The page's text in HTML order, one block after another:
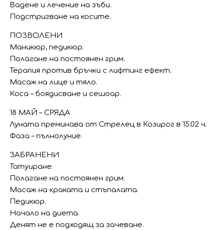
Вадене и лечение на зъби.
Подстригване на косите.
ПОЗВОЛЕНИ
Маникюр, педикюр.
Полагане на постоянен грим.
Терапия против бръчки с лифтинг ефект.
Масаж на лице и тяло.
Коса – боядисване и сешоар.
18 МАЙ – СРЯДА
Луната преминава от Стрелец в Козирог в 15.02 ч.
Фаза – пълнолуние.
ЗАБРАНЕНИ
Татуиране.
Полагане на постоянен грим.
Масаж на краката и стъпалата.
Педикюр.
Начало на диета.
Денят не е подходящ за зачеване.